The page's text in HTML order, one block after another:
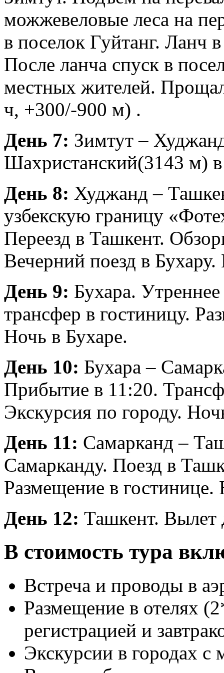
можжевеловые леса на
в поселок Гуйтанг. Ланч
После ланча спуск в
местных жителей.
ч, +300/-900 м) .
День 7: Зимтут –
Шахристанский(3143 м)
День 8: Худжанд –
узбекскую границу
Переезд в Ташкент.
Вечерний поезд в Бухару.
День 9: Бухара.
трансфер в гостиницу.
Ночь в Бухаре.
День 10: Бухара –
Прибытие в 11:20.
Экскурсия по городу.
День 11: Самарканд –
Самарканду. Поезд в
Размещение в гостинице.
День 12: Ташкент. Вылет
В стоимость тура
Встреча и проводы в
Размещение в отелях
регистрацией и
Экскурсии в городах